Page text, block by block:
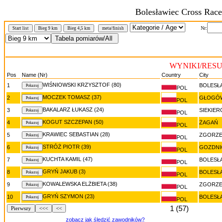
Bolesławiec Cross Race
Start list Bieg 9 km Bieg 4,5 km meta/finish Nr:
WYNIKI/
Pos Name (Nr) Country
City
1
WIŚNIOWSKI KRZYSZTOF (80) POL
2 MOCZEK TOMASZ (37) POL
3 BAKALARZ ŁUKASZ (24) POL
4 KOGUT SZCZEPAN (50) POL ŻAGAŃ
5 KRAWIEC SEBASTIAN (28) POL
6 STRÓŻ PIOTR (39) POL
7 KUCHTA KAMIL (47) POL
8 GRYŃ JAKUB (3) POL
9 KOWALEWSKA ELŻBIETA (38) POL
10 GRYŃ SZYMON (23) POL
Pierwszy <<< << 1 (57)
zobacz jak śledzić zawodników?